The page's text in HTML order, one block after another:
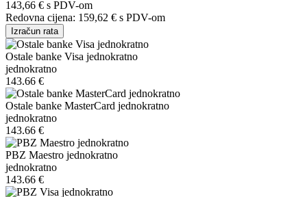
143,66 € s PDV-om
Redovna cijena: 159,62 € s PDV-om
Izračun rata
Ostale banke Visa jednokratno
jednokratno
143.66 €
Ostale banke MasterCard jednokratno
jednokratno
143.66 €
PBZ Maestro jednokratno
jednokratno
143.66 €